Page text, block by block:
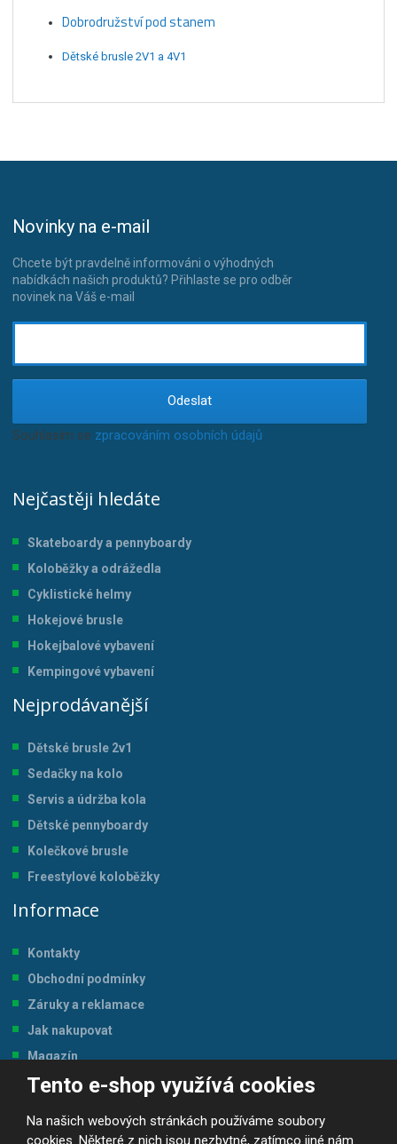
Tento e-shop využívá cookies
Na našich webových stránkách používáme soubory
cookies. Některé z nich jsou nezbytné, zatímco jiné nám
Dobrodružství pod stanem
Dětské brusle 2V1 a 4V1
Novinky na e-mail
Chcete být pravdelně informováni o výhodných
nabídkách našich produktů? Přihlaste se pro odběr
novinek na Váš e-mail
Odeslat
Souhlasím se zpracováním osobních údajů.
Nejčastěji hledáte
Skateboardy a pennyboardy
Koloběžky a odrážedla
Cyklistické helmy
Hokejové brusle
Hokejbalové vybavení
Kempingové vybavení
Nejprodávanější
Dětské brusle 2v1
Sedačky na kolo
Servis a údržba kola
Dětské pennyboardy
Kolečkové brusle
Freestylové koloběžky
Informace
Kontakty
Obchodní podmínky
Záruky a reklamace
Jak nakupovat
Magazín
Tabulka velikostí